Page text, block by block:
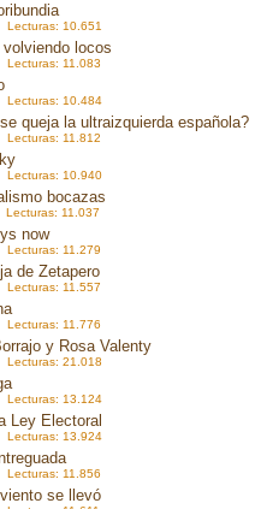
10.651
locos
11.083
10.484
queja la ultraizquierda española?
11.812
10.940
bocazas
11.037
now
11.279
de Zetapero
11.557
11.776
y Rosa Valenty
21.018
13.124
Ley Electoral
13.924
11.856
se llevó